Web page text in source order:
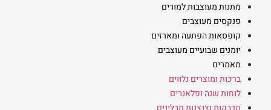
מתנות מעוצבות למורים
פנקסים מעוצבים
קופסאות הפתעה ומארזים
יומנים שבועיים מעוצבים
מאמרים
ברכות ומוצרים נלווים
לוחות שנה ופלאנרים